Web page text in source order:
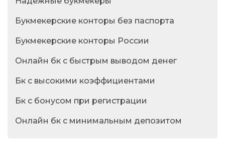
Букмекерские конторы без паспорта
Букмекерские конторы России
Онлайн бк с быстрым выводом денег
Бк с высокими коэффициентами
Бк с бонусом при регистрации
Онлайн бк с минимальным депозитом